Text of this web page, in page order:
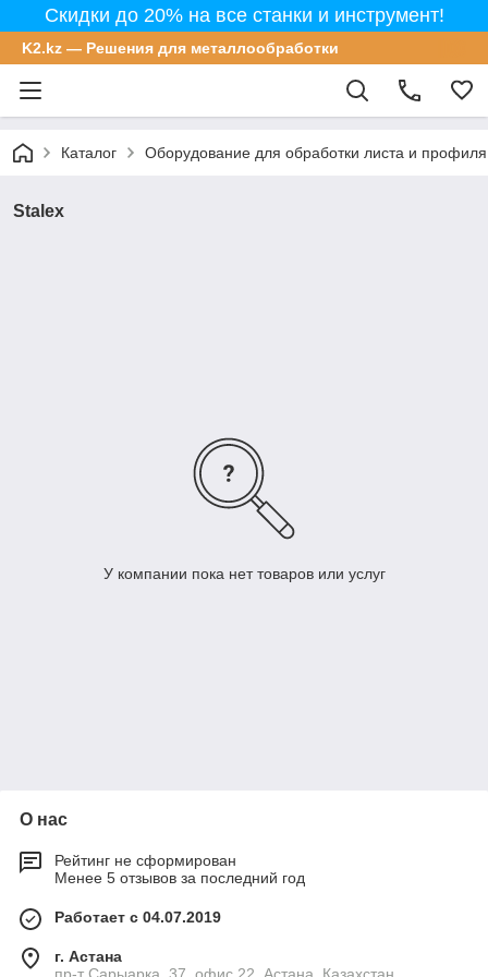
Скидки до 20% на все станки и инструмент!
K2.kz — Решения для металлообработки
Каталог Оборудование для обработки листа и профиля
Stalex
У компании пока нет товаров или услуг
О нас
Рейтинг не сформирован
Менее 5 отзывов за последний год
Работает с 04.07.2019
г. Астана